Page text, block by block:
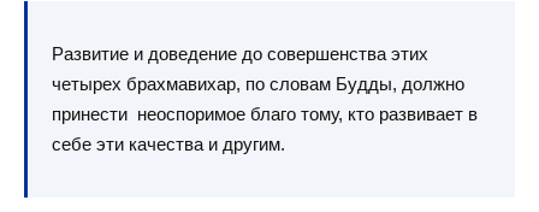
Развитие и доведение до совершенства этих
четырех брахмавихар, по словам Будды, должно
принести неоспоримое благо тому, кто развивает в
себе эти качества и другим.